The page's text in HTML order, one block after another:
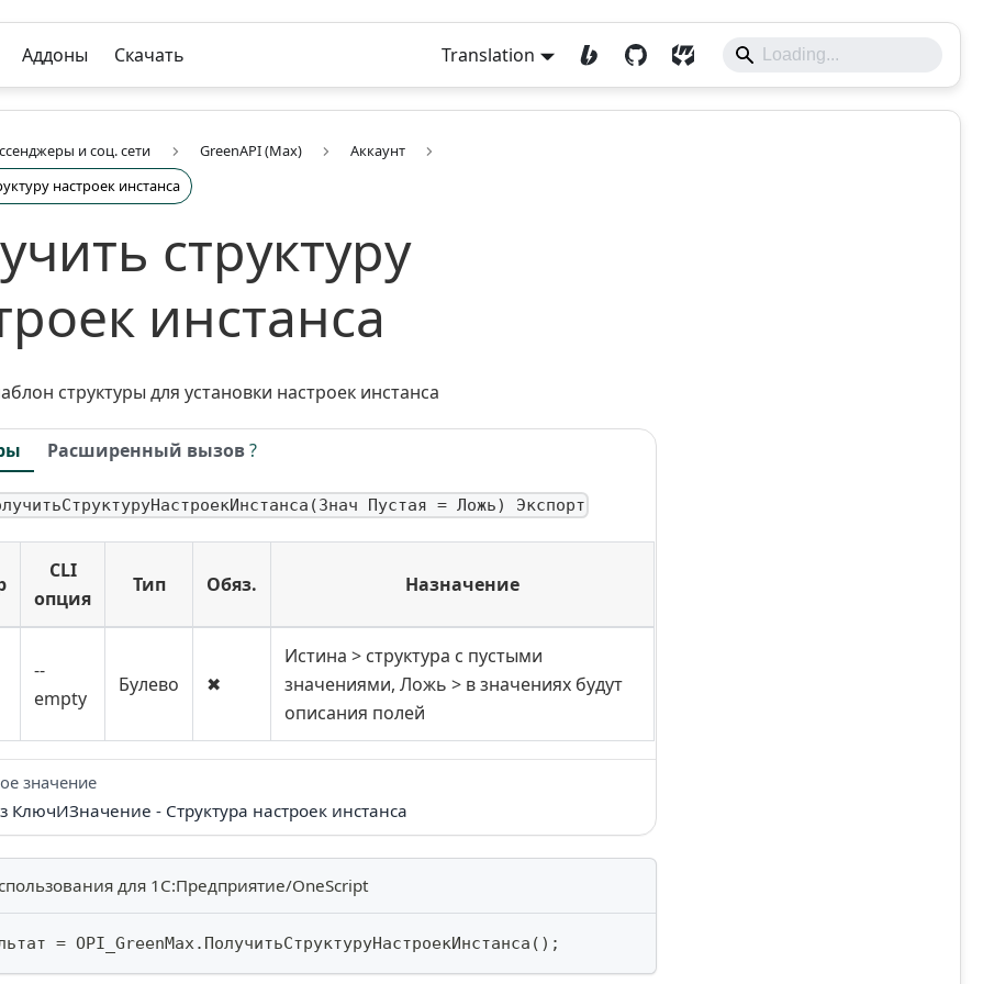
Аддоны Скачать Translation
и соц. сети GreenAPI (Max)
Аккаунт
настроек инстанса
структуру
инстанса
структуры для установки настроек инстанса
Расширенный вызов?
Пустая = Ложь) Экспорт
CLI
опция
Тип Обяз. Назначение
--
empty
Булево ✖
Истина > структура с пустыми
значениями, Ложь > в значениях будут
описания полей
значение
КлючИЗначение - Структура настроек инстанса
для 1С:Предприятие/OneScript
= OPI_GreenMax. ПолучитьСтруктуруНастроекИнстанса ( ) ;